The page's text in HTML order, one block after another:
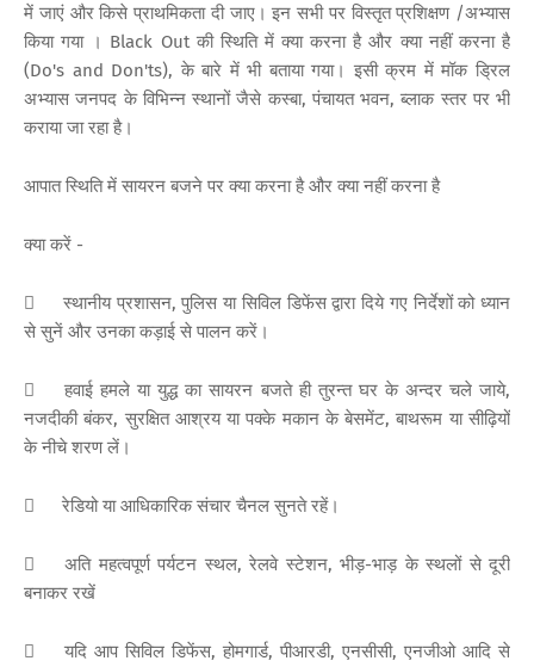
में जाएं और किसे प्राथमिकता दी जाए। इन सभी पर विस्तृत प्रशिक्षण /अभ्यास
किया गया । Black Out की स्थिति में क्या करना है और क्या नहीं करना है
(Do's and Don'ts), के बारे में भी बताया गया। इसी क्रम में मॉक ड्रिल
अभ्यास जनपद के विभिन्न स्थानों जैसे कस्बा, पंचायत भवन, ब्लाक स्तर पर भी
कराया जा रहा है।
आपात स्थिति में सायरन बजने पर क्या करना है और क्या नहीं करना है
क्या करें -

स्थानीय प्रशासन, पुलिस या सिविल डिफेंस द्वारा दिये गए निर्देशों को ध्यान
से सुनें और उनका कड़ाई से पालन करें।

हवाई हमले या युद्ध का सायरन बजते ही तुरन्त घर के अन्दर चले जाये,
नजदीकी बंकर, सुरक्षित आश्रय या पक्के मकान के बेसमेंट, बाथरूम या सीढ़ियों
के नीचे शरण लें।
 रेडियो या आधिकारिक संचार चैनल सुनते रहें।

अति महत्वपूर्ण पर्यटन स्थल, रेलवे स्टेशन, भीड़-भाड़ के स्थलों से दूरी
बनाकर रखें

यदि आप सिविल डिफेंस, होमगार्ड, पीआरडी, एनसीसी, एनजीओ आदि से